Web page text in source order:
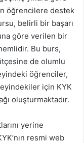
öğrencilere destek
belirli bir başarı
göre verilen bir
Bu burs,
de olumlu
öğrenciler,
için KYK
oluşturmaktadır.
yerine
resmi web